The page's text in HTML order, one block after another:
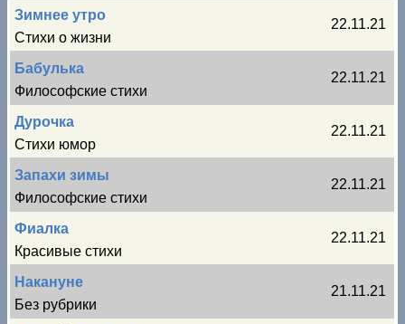
Зимнее утро
Стихи о жизни
22.11.21
Бабулька
Философские стихи
22.11.21
Дурочка
Стихи юмор
22.11.21
Запахи зимы
Философские стихи
22.11.21
Фиалка
Красивые стихи
22.11.21
Накануне
Без рубрики
21.11.21